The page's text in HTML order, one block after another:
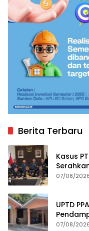
Berita Terbaru
Kasus
Kejari
07/08/
UPTD
Asusila
07/08/